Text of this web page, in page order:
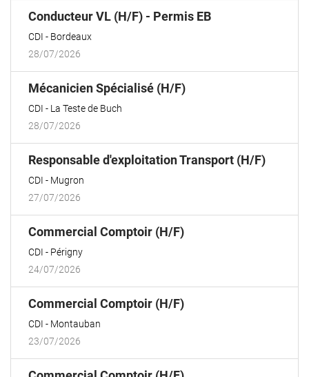
Conducteur VL (H/F) - Permis EB(Nouvelle
CDI
Bordeaux
28/07/2026
Mécanicien Spécialisé (H/F)(Nouvelle
CDI
La Teste de Buch
28/07/2026
Responsable d'exploitation Transport (H/F)
CDI
Mugron
27/07/2026
Commercial Comptoir (H/F)(Nouvelle
CDI
Périgny
24/07/2026
Commercial Comptoir (H/F)(Nouvelle
CDI
Montauban
23/07/2026